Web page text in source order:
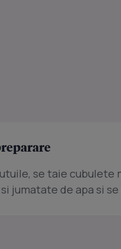
se taie cubulete
jumatate de apa si